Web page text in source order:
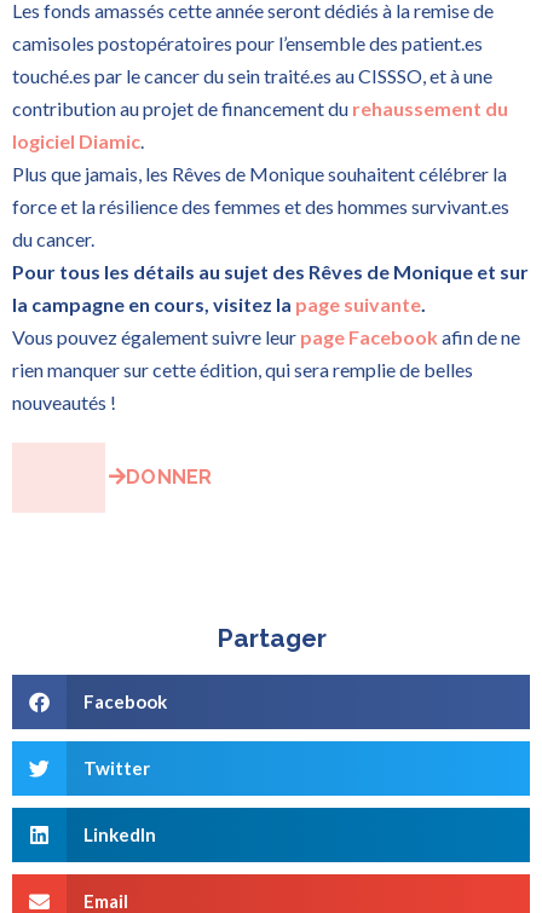
Les fonds amassés cette année seront dédiés à la remise de
camisoles postopératoires pour l’ensemble des patient.es
touché.es par le cancer du sein traité.es au CISSSO, et à une
contribution au projet de financement du rehaussement du
logiciel Diamic
Plus que jamais, les Rêves de Monique souhaitent célébrer la
force et la résilience des femmes et des hommes survivant.es
du cancer.
Pour tous les détails au sujet des Rêves de Monique et sur
la campagne en cours, visitez la page suivante
Vous pouvez également suivre leur page Facebook afin de ne
rien manquer sur cette édition, qui sera remplie de belles
nouveautés !
DONNER
Partager
Facebook
Twitter
LinkedIn
Email